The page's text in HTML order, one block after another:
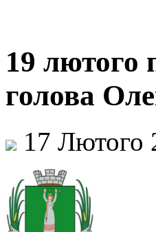
19 лютого
голова
17 Лютого